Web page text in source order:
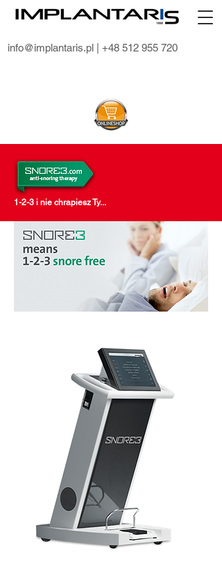
info@implantaris.pl | +48 512 955 720
1-2-3 i nie chrapiesz Ty...